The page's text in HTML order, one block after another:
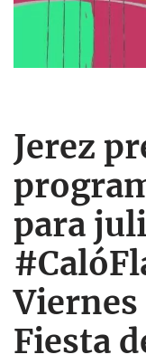
Jerez
para
Fiesta